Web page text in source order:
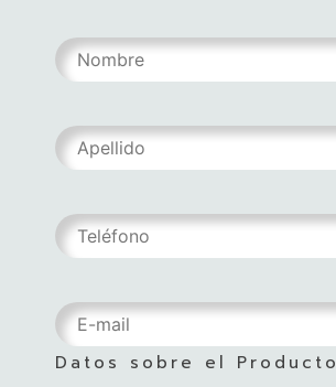
Datos sobre el Producto